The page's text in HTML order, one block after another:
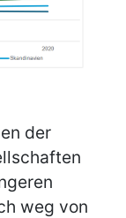
der
weg von